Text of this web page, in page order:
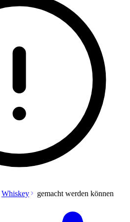
Whiskey gemacht werden können